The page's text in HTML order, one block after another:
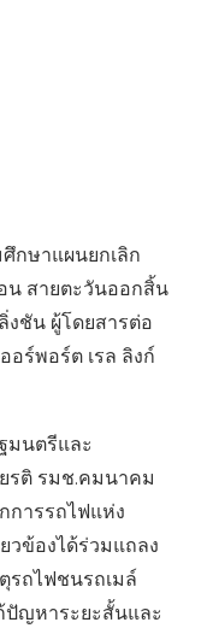
กษาแผนยกเลิก
น สายตะวันออกสิ้น
งชัน ผู้โดยสารต่อ
ร์พอร์ต เรล ลิงก์
มนตรีและ
รติ รมช.คมนาคม
การรถไฟแห่ง
วข้องได้ร่วมแถลง
รถไฟชนรถเมล์
ญหาระยะสั้นและ